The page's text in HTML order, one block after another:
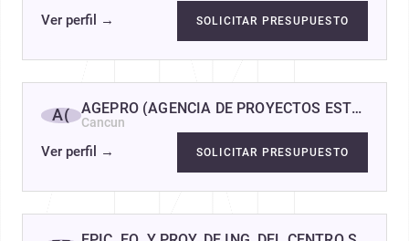
Ver perfil → SOLICITAR PRESUPUESTO
A( AGEPRO (AGENCIA DE PROYECTOS
Cancun
Ver perfil → SOLICITAR PRESUPUESTO